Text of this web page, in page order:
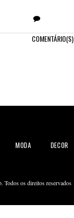
COMENTÁRIO(S)
MODA DECOR
os direitos reservados